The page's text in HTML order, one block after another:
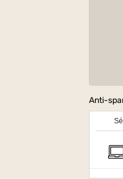
Anti-